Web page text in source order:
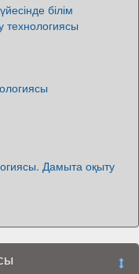
білім
технологиясы
Дамыта оқыту